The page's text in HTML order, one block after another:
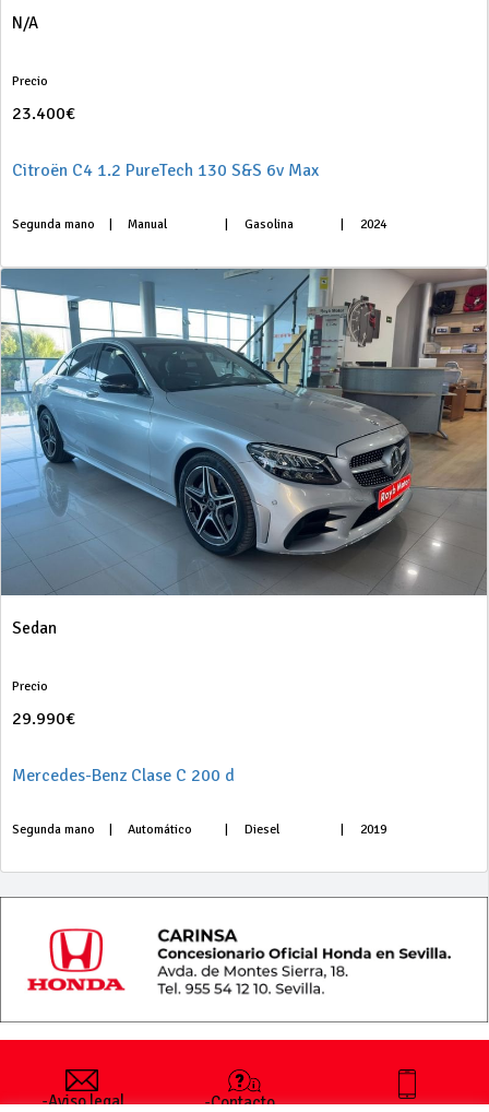
N/A
Precio
23.400€
Citroën C4 1.2 PureTech 130 S&S 6v Max
Segunda mano Manual Gasolina 2024
Sedan
Precio
29.990€
Mercedes-Benz Clase C 200 d
Segunda mano Automático Diesel 2019
-Aviso legal
-Contacto